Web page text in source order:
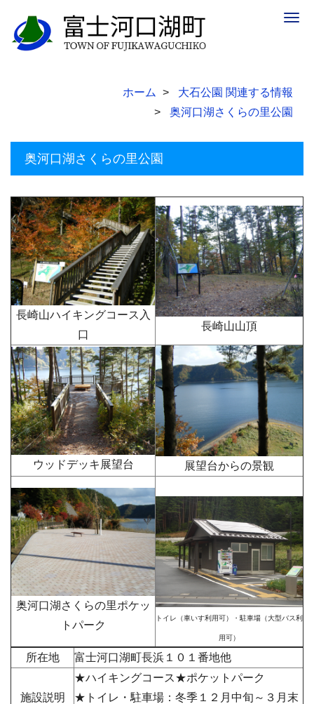
ホーム
大石公園 関連する情報
奥河口湖さくらの里公園
奥河口湖さくらの里公園
長崎山ハイキングコース入
口
長崎山山頂
ウッドデッキ展望台 展望台からの景観
奥河口湖さくらの里ポケッ
トパーク
トイレ（車いす利用可）・駐車場（大型バス利
用可）
所在地 富士河口湖町長浜１０１番地他
施設説明
★ハイキングコース★ポケットパーク
★トイレ・駐車場：冬季１２月中旬～３月末